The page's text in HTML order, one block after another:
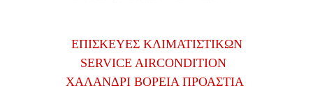
ΕΠΙΣΚΕΥΕΣ ΚΛΙΜΑΤΙΣΤΙΚΩΝ
SERVICE AIRCONDITION
ΧΑΛΑΝΔΡΙ ΒΟΡΕΙΑ ΠΡΟΑΣΤΙΑ